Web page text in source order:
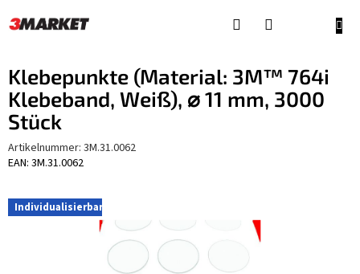
Inhalt
Klebepunkte (Material: 3M™ 764i
Klebeband, Weiß), ⌀ 11 mm, 3000
Stück
Artikelnummer: 3M.31.0062
EAN: 3M.31.0062
Individualisierbar